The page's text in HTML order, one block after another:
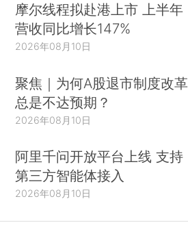
摩尔线程拟赴港上市 上半年
营收同比增长147%
2026年08月10日
聚焦｜为何A股退市制度改革
总是不达预期？
2026年08月10日
阿里千问开放平台上线 支持
第三方智能体接入
2026年08月10日